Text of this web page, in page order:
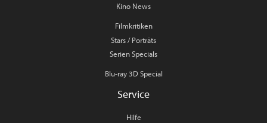
Kino News
Filmkritiken
Stars / Porträts
Serien Specials
Blu-ray 3D Special
Service
Hilfe